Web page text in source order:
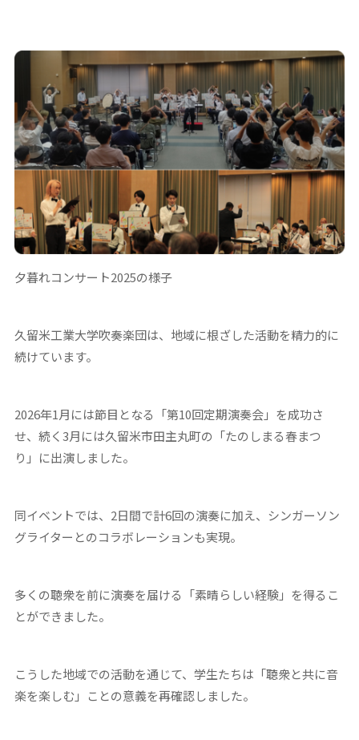
夕暮れコンサート2025の様子
久留米工業大学吹奏楽団は、地域に根ざした活動を精力的に
続けています。
2026年1月には節目となる「第10回定期演奏会」を成功さ
せ、続く3月には久留米市田主丸町の「たのしまる春まつ
り」に出演しました。
同イベントでは、2日間で計6回の演奏に加え、シンガーソン
グライターとのコラボレーションも実現。
多くの聴衆を前に演奏を届ける「素晴らしい経験」を得るこ
とができました。
こうした地域での活動を通じて、学生たちは「聴衆と共に音
楽を楽しむ」ことの意義を再確認しました。